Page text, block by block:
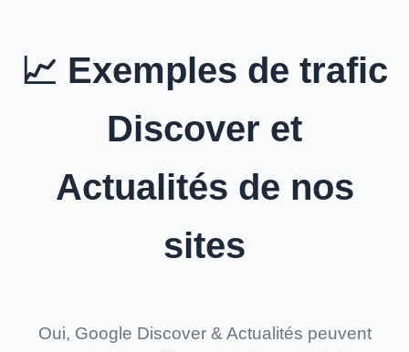
📈 Exemples de trafic
Discover et
Actualités de nos
sites
Oui, Google Discover & Actualités peuvent